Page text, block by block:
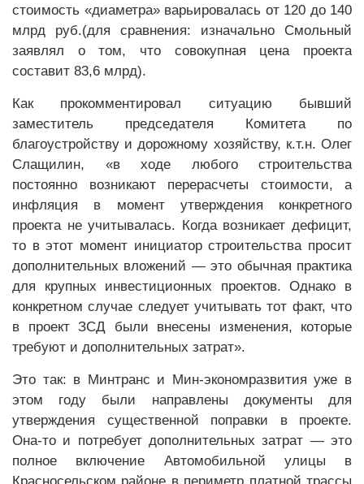
стоимость «диаметра» варьировалась от 120 до 140
млрд руб.(для сравнения: изначально Смольный
заявлял о том, что совокупная цена проекта
составит 83,6 млрд).
Как прокомментировал ситуацию бывший
заместитель председателя Комитета по
благоустройству и дорожному хозяйству, к.т.н. Олег
Слащилин, «в ходе любого строительства
постоянно возникают перерасчеты стоимости, а
инфляция в момент утверждения конкретного
проекта не учитывалась. Когда возникает дефицит,
то в этот момент инициатор строительства просит
дополнительных вложений — это обычная практика
для крупных инвестиционных проектов. Однако в
конкретном случае следует учитывать тот факт, что
в проект ЗСД были внесены изменения, которые
требуют и дополнительных затрат».
Это так: в Минтранс и Мин-экономразвития уже в
этом году были направлены документы для
утверждения существенной поправки в проекте.
Она-то и потребует дополнительных затрат — это
полное включение Автомобильной улицы в